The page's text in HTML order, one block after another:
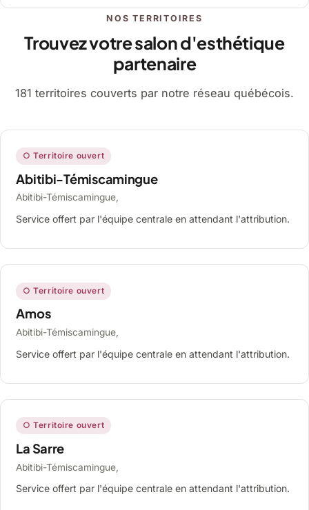
NOS TERRITOIRES
Trouvez votre salon d'esthétique
partenaire
181 territoires couverts par notre réseau québécois.
○ Territoire ouvert
Abitibi-Témiscamingue
Abitibi-Témiscamingue,
Service offert par l'équipe centrale en attendant l'attribution.
○ Territoire ouvert
Amos
Abitibi-Témiscamingue,
Service offert par l'équipe centrale en attendant l'attribution.
○ Territoire ouvert
La Sarre
Abitibi-Témiscamingue,
Service offert par l'équipe centrale en attendant l'attribution.